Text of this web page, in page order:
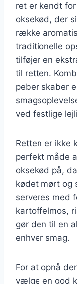
ret er kendt
oksekød, der
række
traditionelle
tilføjer en
til retten.
peber skaber
ved festlige
Retten er ikke
perfekt måde
oksekød på,
kødet mørt og
serveres med
kartoffelmos,
gør den til en
enhver smag.
For at opnå
vælge en god